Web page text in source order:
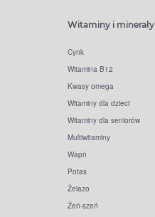
Witaminy i minerały
Cynk
Witamina B12
Kwasy omega
Witaminy dla dzieci
Witaminy dla seniorów
Multiwitaminy
Wapń
Potas
Żelazo
Żeń-szeń